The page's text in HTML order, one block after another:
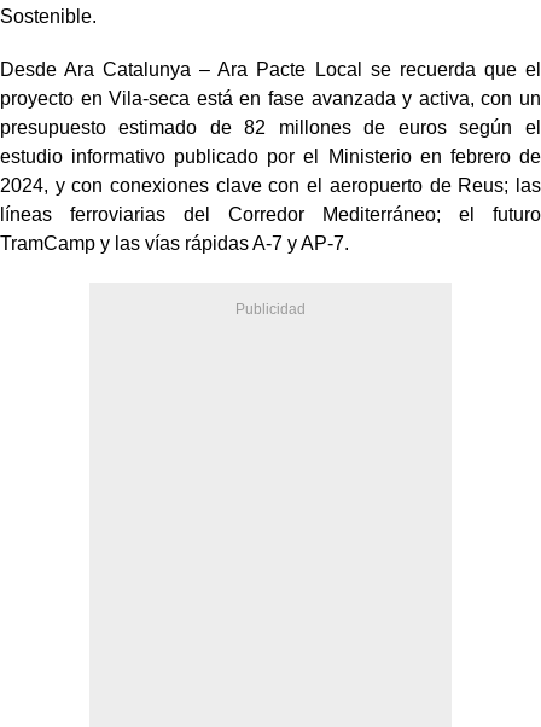
Sostenible.
Desde Ara Catalunya – Ara Pacte Local se recuerda que el
proyecto en Vila-seca está en fase avanzada y activa, con un
presupuesto estimado de 82 millones de euros según el
estudio informativo publicado por el Ministerio en febrero de
2024, y con conexiones clave con el aeropuerto de Reus; las
líneas ferroviarias del Corredor Mediterráneo; el futuro
TramCamp y las vías rápidas A-7 y AP-7.